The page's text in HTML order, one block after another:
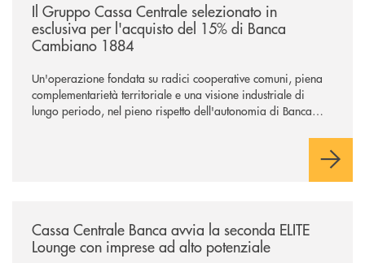
Il Gruppo Cassa Centrale selezionato in
esclusiva per l'acquisto del 15% di Banca
Cambiano 1884
Un'operazione fondata su radici cooperative comuni, piena
complementarietà territoriale e una visione industriale di
lungo periodo, nel pieno rispetto dell'autonomia di Banca
negoziazione esclusiva per la finalizzazione dell’operazione.
Cassa Centrale Banca avvia la seconda ELITE
Lounge con imprese ad alto potenziale